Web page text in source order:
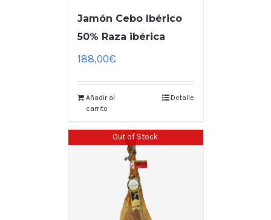
Jamón Cebo Ibérico
50% Raza ibérica
188,00€
Añadir al
carrito
Detalle
Out of Stock